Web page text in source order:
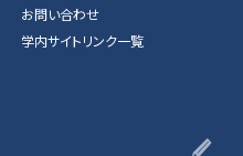
お問い合わせ
学内サイトリンク一覧